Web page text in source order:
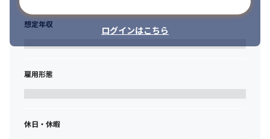
ログインはこちら
想定年収
雇用形態
休日・休暇